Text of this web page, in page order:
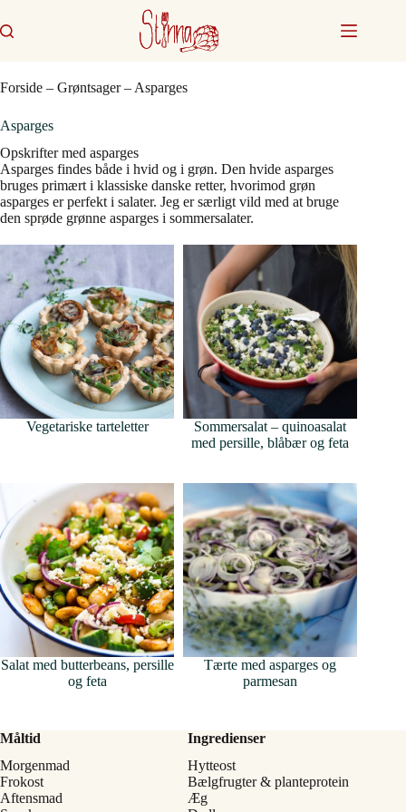
til
indhold
Forside – Grøntsager– Asparges
Asparges
Opskrifter med asparges
Asparges findes både i hvid og i grøn. Den hvide asparges
bruges primært i klassiske danske retter, hvorimod grøn
asparges er perfekt i salater. Jeg er særligt vild med at bruge
den sprøde grønne asparges i sommersalater.
Vegetariske tarteletter
Sommersalat – quinoasalat
med persille, blåbær og feta
Salat med butterbeans, persille
og feta
Tærte med asparges og
parmesan
Måltid
Morgenmad
Frokost
Aftensmad
Ingredienser
Hytteost
Bælgfrugter & planteprotein
Æg